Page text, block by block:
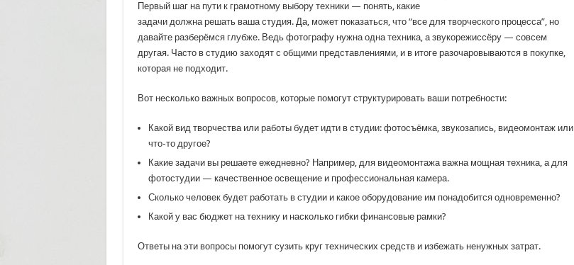
Первый шаг на пути к грамотному выбору техники — понять, какие
задачи должна решать ваша студия. Да, может показаться, что “все для творческого процесса”, но
давайте разберёмся глубже. Ведь фотографу нужна одна техника, а звукорежиссёру — совсем
другая. Часто в студию заходят с общими представлениями, и в итоге разочаровываются в покупке,
которая не подходит.
Вот несколько важных вопросов, которые помогут структурировать ваши потребности:
Какой вид творчества или работы будет идти в студии: фотосъёмка, звукозапись, видеомонтаж или
что-то другое?
Какие задачи вы решаете ежедневно? Например, для видеомонтажа важна мощная техника, а для
фотостудии — качественное освещение и профессиональная камера.
Сколько человек будет работать в студии и какое оборудование им понадобится одновременно?
Какой у вас бюджет на технику и насколько гибки финансовые рамки?
Ответы на эти вопросы помогут сузить круг технических средств и избежать ненужных затрат.